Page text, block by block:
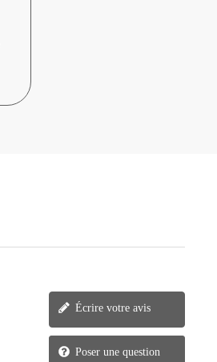
Écrire votre avis
Poser une question